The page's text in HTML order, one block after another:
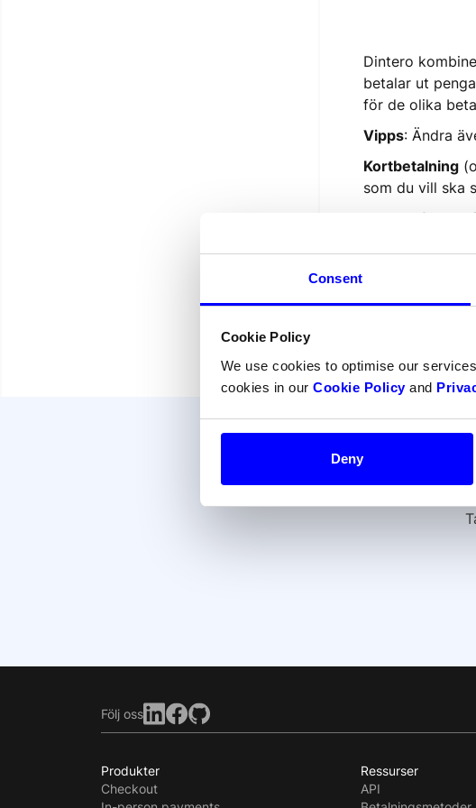
Consent
Cookie Policy
We use cookies to optimise our
cookies in our Cookie Policyand
Deny
Dintero
betalar ut
för de olika
Vipps: Ändra
Kortbetalning
som du vill ska
Walley
Kom
Följ oss
Produkter
Checkout
Ressurser
API